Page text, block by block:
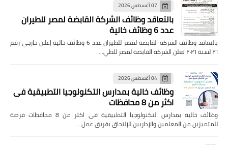
07 أغسطس 2026
بالتعاقد وظائف الشركة القابضة لمصر للطيران
عدد 6 وظائف خالية
بالتعاقد وظائف الشركة القابضة لمصر للطيران عدد 6 وظائف خالية إعلان خارجي رقم
٢٦ لسنة ٢٠٢٦ تعلن الشركة القابضة لمصر للطي…
04 أغسطس 2026
وظائف خالية بمدارس التكنولوجيا التطبيقية فى
اكثر من 8 محافظات
وظائف خالية بمدارس التكنولوجيا التطبيقية فى اكثر من 8 محافظات فرصة
للمتميزين من المعلمين والإداريين للإلتحاق بفريق عمل …